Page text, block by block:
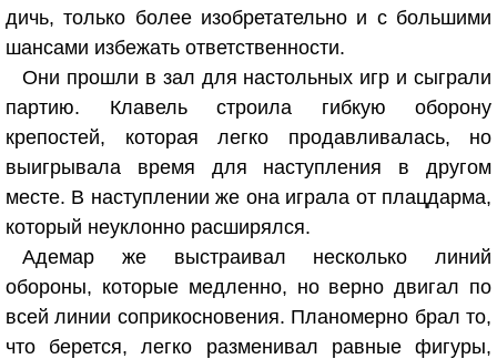
дичь, только более изобретательно и с большими
шансами избежать ответственности.
Они прошли в зал для настольных игр и сыграли
партию. Клавель строила гибкую оборону
крепостей, которая легко продавливалась, но
выигрывала время для наступления в другом
месте. В наступлении же она играла от плацдарма,
который неуклонно расширялся.
Адемар же выстраивал несколько линий
обороны, которые медленно, но верно двигал по
всей линии соприкосновения. Планомерно брал то,
что берется, легко разменивал равные фигуры,